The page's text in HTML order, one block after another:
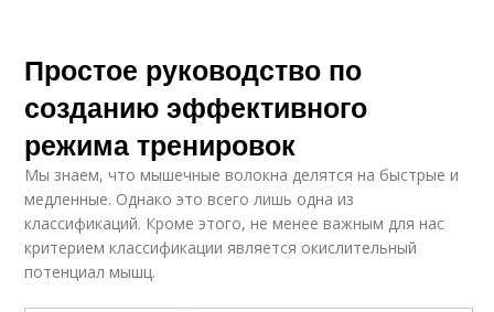
Простое руководство по
созданию эффективного
режима тренировок
Мы знаем, что мышечные волокна делятся на быстрые и
медленные. Однако это всего лишь одна из
классификаций. Кроме этого, не менее важным для нас
критерием классификации является окислительный
потенциал мышц.